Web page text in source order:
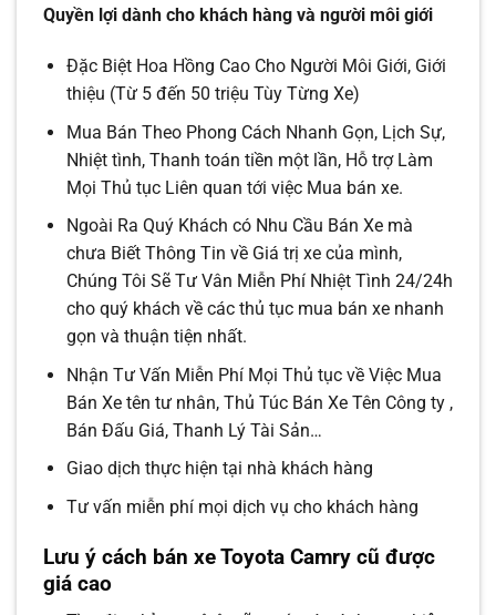
Quyền lợi dành cho khách hàng và người môi giới
Đặc Biệt Hoa Hồng Cao Cho Người Môi Giới, Giới
thiệu (Từ 5 đến 50 triệu Tùy Từng Xe)
Mua Bán Theo Phong Cách Nhanh Gọn, Lịch Sự,
Nhiệt tình, Thanh toán tiền một lần, Hỗ trợ Làm
Mọi Thủ tục Liên quan tới việc Mua bán xe.
Ngoài Ra Quý Khách có Nhu Cầu Bán Xe mà
chưa Biết Thông Tin về Giá trị xe của mình,
Chúng Tôi Sẽ Tư Vân Miễn Phí Nhiệt Tình 24/24h
cho quý khách về các thủ tục mua bán xe nhanh
gọn và thuận tiện nhất.
Nhận Tư Vấn Miễn Phí Mọi Thủ tục về Việc Mua
Bán Xe tên tư nhân, Thủ Túc Bán Xe Tên Công ty ,
Bán Đấu Giá, Thanh Lý Tài Sản…
Giao dịch thực hiện tại nhà khách hàng
Tư vấn miễn phí mọi dịch vụ cho khách hàng
Lưu ý cách bán xe Toyota Camry cũ được
giá cao